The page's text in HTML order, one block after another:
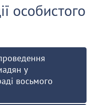
особистого
у
восьмого